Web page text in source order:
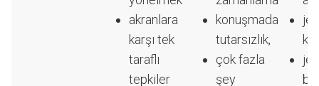
akranlara
karşı tek
taraflı
tepkiler
konuşmada
tutarsızlık,
çok fazla
şey